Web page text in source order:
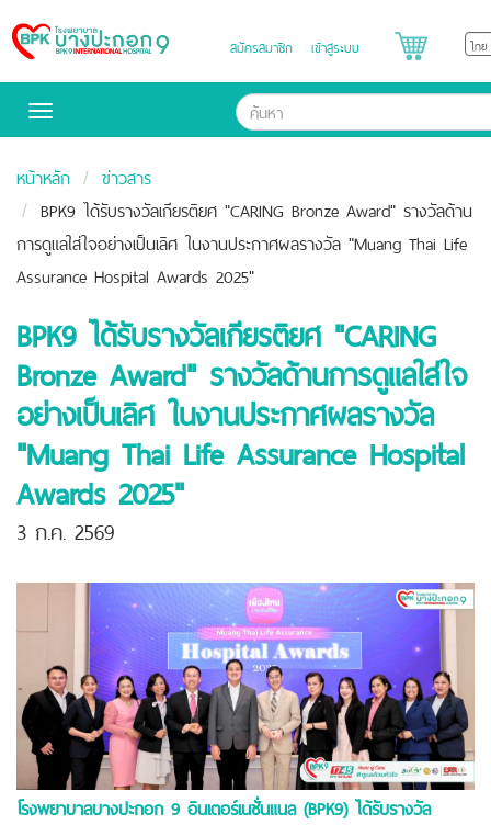
Bangpakok
Hospital
สมัครสมาชิก เข้าสู่ระบบ
Toggle
หน้าหลัก
ข่าวสาร
BPK9 ได้รับรางวัลเกียรติยศ "CARING Bronze Award" รางวัลด้าน
การดูแลใส่ใจอย่างเป็นเลิศ ในงานประกาศผลรางวัล "Muang Thai Life
Assurance Hospital Awards 2025"
BPK9 ได้รับรางวัลเกียรติยศ "CARING
Bronze Award" รางวัลด้านการดูแลใส่ใจ
อย่างเป็นเลิศ ในงานประกาศผลรางวัล
"Muang Thai Life Assurance Hospital
Awards 2025"
3 ก.ค. 2569
โรงพยาบาลบางปะกอก 9 อินเตอร์เนชั่นแนล (BPK9) ได้รับรางวัล